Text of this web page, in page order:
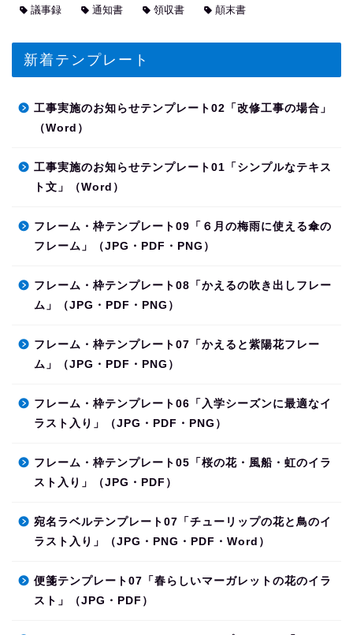
議事録 通知書 領収書 顛末書
新着テンプレート
工事実施のお知らせテンプレート02「改修工事の場合」
（Word）
工事実施のお知らせテンプレート01「シンプルなテキス
ト文」（Word）
フレーム・枠テンプレート09「６月の梅雨に使える傘の
フレーム」（JPG・PDF・PNG）
フレーム・枠テンプレート08「かえるの吹き出しフレー
ム」（JPG・PDF・PNG）
フレーム・枠テンプレート07「かえると紫陽花フレー
ム」（JPG・PDF・PNG）
フレーム・枠テンプレート06「入学シーズンに最適なイ
ラスト入り」（JPG・PDF・PNG）
フレーム・枠テンプレート05「桜の花・風船・虹のイラ
スト入り」（JPG・PDF）
宛名ラベルテンプレート07「チューリップの花と鳥のイ
ラスト入り」（JPG・PNG・PDF・Word）
便箋テンプレート07「春らしいマーガレットの花のイラ
スト」（JPG・PDF）